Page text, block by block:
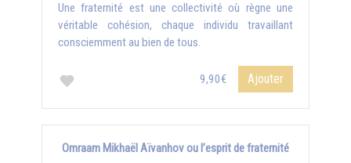
Une fraternité est une collectivité où règne une
véritable cohésion, chaque individu travaillant
consciemment au bien de tous.
9,90€ Ajouter
Omraam Mikhaël Aïvanhov ou l’esprit de fraternité